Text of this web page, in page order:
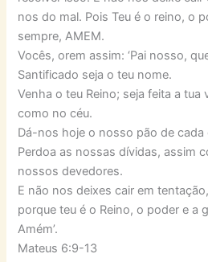
nos do mal. Pois Teu é o reino, o
sempre, AMEM.
Vocês, orem assim: ‘Pai nosso,
Santificado seja o teu nome.
Venha o teu Reino; seja feita a tua
como no céu.
Dá-nos hoje o nosso pão de cada
Perdoa as nossas dívidas, assim
nossos devedores.
E não nos deixes cair em
porque teu é o Reino, o poder e a
Amém’.
Mateus 6:9-13